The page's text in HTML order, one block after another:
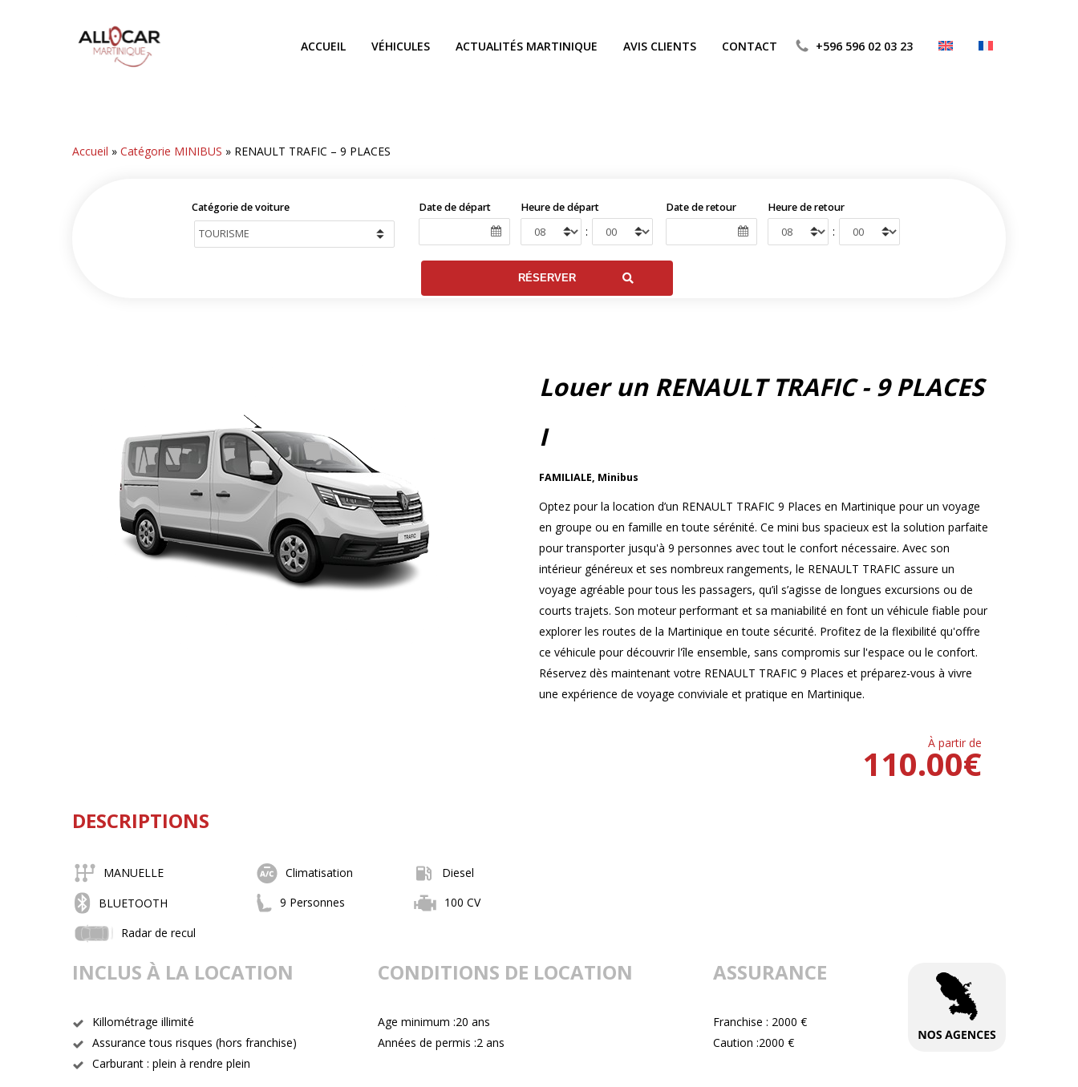
ACCUEIL VÉHICULES ACTUALITÉS MARTINIQUE AVIS CLIENTS CONTACT +596 596 02 03 23
Accueil »Catégorie MINIBUS » RENAULT TRAFIC – 9 PLACES
Catégorie de voiture Date de départ Heure de départ
:
Date de retour Heure de retour
:
Louer un RENAULT TRAFIC - 9 PLACES
I
FAMILIALE, Minibus
Optez pour la location d’un RENAULT TRAFIC 9 Places en Martinique pour un voyage
en groupe ou en famille en toute sérénité. Ce mini bus spacieux est la solution parfaite
pour transporter jusqu'à 9 personnes avec tout le confort nécessaire. Avec son
intérieur généreux et ses nombreux rangements, le RENAULT TRAFIC assure un
voyage agréable pour tous les passagers, qu’il s’agisse de longues excursions ou de
courts trajets. Son moteur performant et sa maniabilité en font un véhicule fiable pour
explorer les routes de la Martinique en toute sécurité. Profitez de la flexibilité qu'offre
ce véhicule pour découvrir l'île ensemble, sans compromis sur l'espace ou le confort.
Réservez dès maintenant votre RENAULT TRAFIC 9 Places et préparez-vous à vivre
une expérience de voyage conviviale et pratique en Martinique.
À partir de
€
110.00
DESCRIPTIONS
MANUELLE Climatisation
Diesel
BLUETOOTH
9 Personnes
100 CV
Radar de recul
INCLUS À LA LOCATION
Killométrage illimité
Assurance tous risques (hors franchise)
Carburant : plein à rendre plein
CONDITIONS DE LOCATION
Age minimum :20 ans
Années de permis :2 ans
ASSURANCE
Franchise : 2000 €
Caution :2000 €